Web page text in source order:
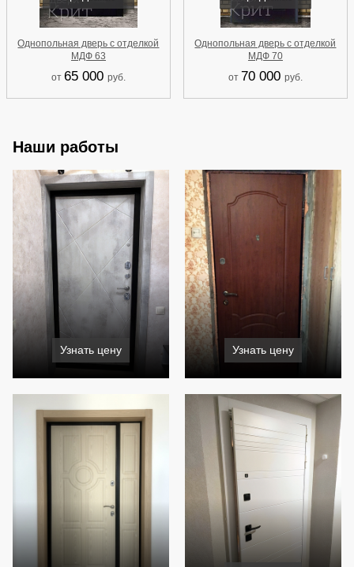
Однопольная дверь с отделкой
МДФ 63
от 65 000 руб.
Однопольная дверь с отделкой
МДФ 70
от 70 000 руб.
Наши работы
Узнать цену Узнать цену